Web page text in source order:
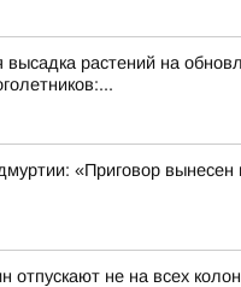
растений на
«Приговор вынесен
не на всех